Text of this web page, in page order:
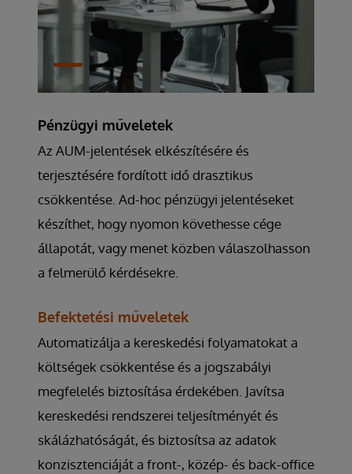
Pénzügyi műveletek
Az AUM-jelentések elkészítésére és
terjesztésére fordított idő drasztikus
csökkentése. Ad-hoc pénzügyi jelentéseket
készíthet, hogy nyomon követhesse cége
állapotát, vagy menet közben válaszolhasson
a felmerülő kérdésekre.
Befektetési műveletek
Automatizálja a kereskedési folyamatokat a
költségek csökkentése és a jogszabályi
megfelelés biztosítása érdekében. Javítsa
kereskedési rendszerei teljesítményét és
skálázhatóságát, és biztosítsa az adatok
konzisztenciáját a front-, közép- és back-office